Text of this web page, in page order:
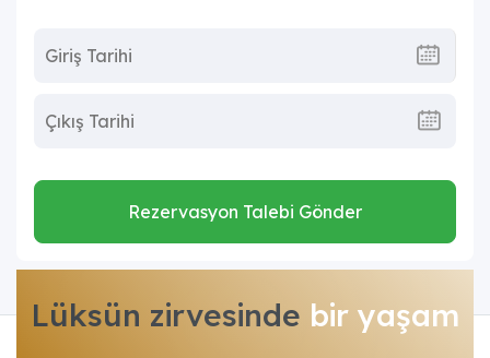
Rezervasyon Talebi Gönder
Lüksün zirvesinde bir yaşam